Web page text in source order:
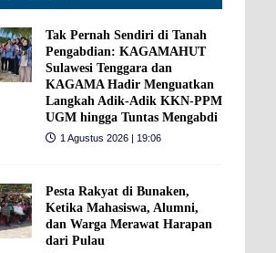
Tak Pernah Sendiri di Tanah
Pengabdian: KAGAMAHUT
Sulawesi Tenggara dan
KAGAMA Hadir Menguatkan
Langkah Adik-Adik KKN-PPM
UGM hingga Tuntas Mengabdi
1 Agustus 2026 | 19:06
Pesta Rakyat di Bunaken,
Ketika Mahasiswa, Alumni,
dan Warga Merawat Harapan
dari Pulau